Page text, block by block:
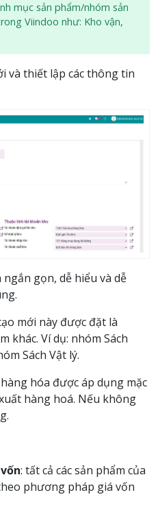
mục sản phẩm/nhóm sản
Viindoo như: Kho vận,
và thiết lập các thông tin
gọn, dễ hiểu và dễ
mới này được đặt là
khác. Ví dụ: nhóm Sách
Sách Vật lý.
hóa được áp dụng mặc
hàng hoá. Nếu không
: tất cả các sản phẩm của
phương pháp giá vốn